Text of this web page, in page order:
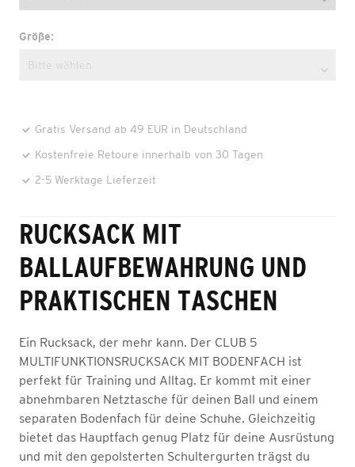
Größe:
Gratis Versand ab 49 EUR in Deutschland
Kostenfreie Retoure innerhalb von 30 Tagen
2-5 Werktage Lieferzeit
RUCKSACK MIT
BALLAUFBEWAHRUNG UND
PRAKTISCHEN TASCHEN
Ein Rucksack, der mehr kann. Der CLUB 5
MULTIFUNKTIONSRUCKSACK MIT BODENFACH ist
perfekt für Training und Alltag. Er kommt mit einer
abnehmbaren Netztasche für deinen Ball und einem
separaten Bodenfach für deine Schuhe. Gleichzeitig
bietet das Hauptfach genug Platz für deine Ausrüstung
und mit den gepolsterten Schultergurten trägst du